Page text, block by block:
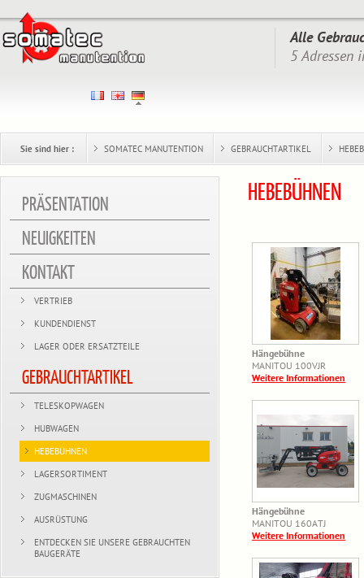
Alle
5 Adressen
Sie sind hier : SOMATEC MANUTENTION GEBRAUCHTARTIKEL
PRÄSENTATION
NEUIGKEITEN
KONTAKT
VERTRIEB
KUNDENDIENST
LAGER ODER ERSATZTEILE
GEBRAUCHTARTIKEL
TELESKOPWAGEN
HUBWAGEN
HEBEBÜHNEN
LAGERSORTIMENT
ZUGMASCHINEN
AUSRÜSTUNG
ENTDECKEN SIE UNSERE GEBRAUCHTEN
BAUGERÄTE
HEBEBÜHNEN
Hängebühne
MANITOU 100VJR
Weitere Informationen
Hängebühne
MANITOU 160ATJ
Weitere Informationen